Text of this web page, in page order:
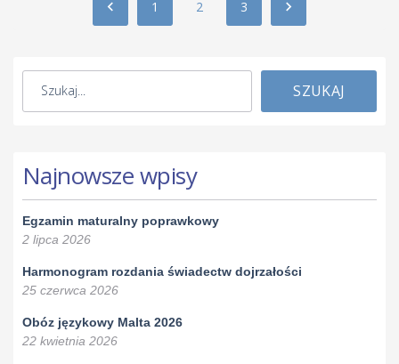
1 2 3
SZUKAJ
Najnowsze wpisy
Egzamin maturalny poprawkowy
2 lipca 2026
Harmonogram rozdania świadectw dojrzałości
25 czerwca 2026
Obóz językowy Malta 2026
22 kwietnia 2026